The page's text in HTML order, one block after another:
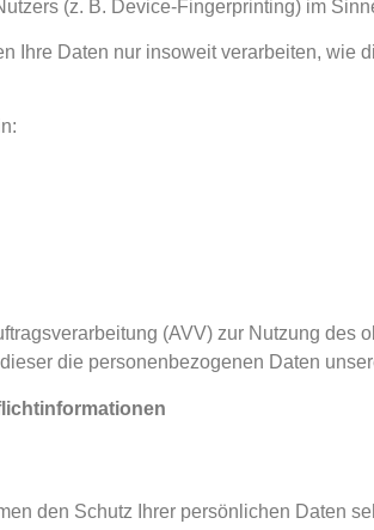
(z. B. Device-Fingerprinting) im
Ihre Daten nur insoweit verarbeiten,
(AVV) zur Nutzung
die personenbezogenen Daten
den Schutz Ihrer persönlichen Daten